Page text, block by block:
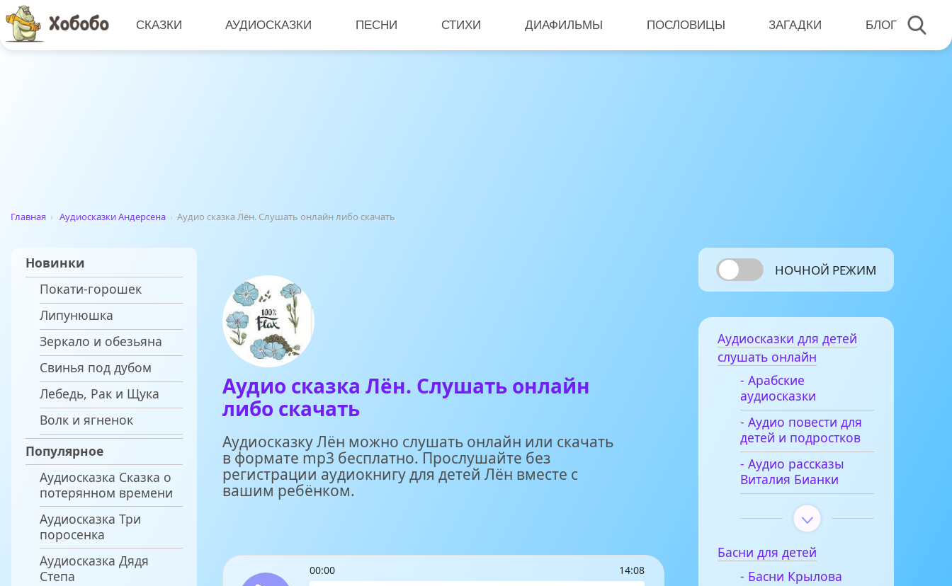
СКАЗКИ АУДИОСКАЗКИ ПЕСНИ СТИХИ ДИАФИЛЬМЫ ПОСЛОВИЦЫ ЗАГАДКИ БЛОГ
Главная › Аудиосказки Андерсена › Аудио сказка Лён. Слушать онлайн либо скачать
Новинки
Покати-горошек
Липунюшка
Зеркало и обезьяна
Свинья под дубом
Лебедь, Рак и Щука
Волк и ягненок
Популярное
Аудиосказка Сказка о
потерянном времени
Аудиосказка Три
поросенка
Аудиосказка Дядя
Степа
Аудио сказка Лён. Слушать онлайн
либо скачать
Аудиосказку Лён можно слушать онлайн или скачать
в формате mp3 бесплатно. Прослушайте без
регистрации аудиокнигу для детей Лён вместе с
вашим ребёнком.
00:00 14:08
НОЧНОЙ РЕЖИМ
Аудиосказки для детей
слушать онлайн
- Арабские
аудиосказки
- Аудио повести для
детей и подростков
- Аудио рассказы
Виталия Бианки
Басни для детей
- Басни Крылова